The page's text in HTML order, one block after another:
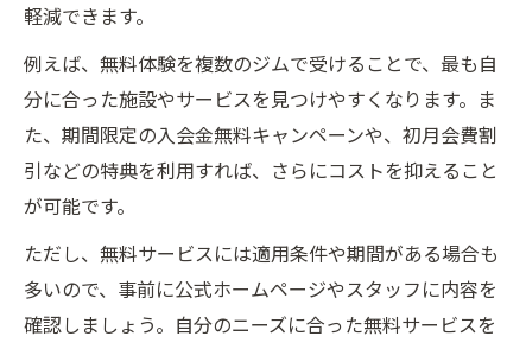
軽減できます。
例えば、無料体験を複数のジムで受けることで、最も自
分に合った施設やサービスを見つけやすくなります。ま
た、期間限定の入会金無料キャンペーンや、初月会費割
引などの特典を利用すれば、さらにコストを抑えること
が可能です。
ただし、無料サービスには適用条件や期間がある場合も
多いので、事前に公式ホームページやスタッフに内容を
確認しましょう。自分のニーズに合った無料サービスを